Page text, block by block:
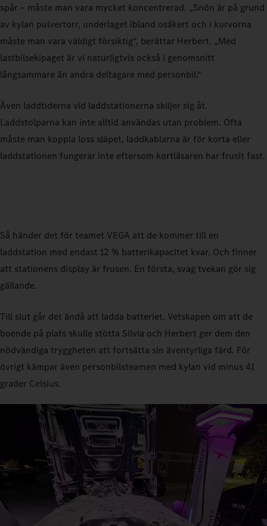
spår – måste man vara mycket koncentrerad. „Snön är på grund
av kylan pulvertorr, underlaget ibland osäkert och i kurvorna
måste man vara väldigt försiktig“, berättar Herbert. „Med
lastbilsekipaget är vi naturligtvis också i genomsnitt
långsammare än andra deltagare med personbil.“
Även laddtiderna vid laddstationerna skiljer sig åt.
Laddstolparna kan inte alltid användas utan problem. Ofta
måste man koppla loss släpet, laddkablarna är för korta eller
laddstationen fungerar inte eftersom kortläsaren har frusit fast.
Så händer det för teamet VEGA att de kommer till en
laddstation med endast 12 % batterikapacitet kvar. Och finner
att stationens display är frusen. En första, svag tvekan gör sig
gällande.
Till slut går det ändå att ladda batteriet. Vetskapen om att de
boende på plats skulle stötta Silvia och Herbert ger dem den
nödvändiga tryggheten att fortsätta sin äventyrliga färd. För
övrigt kämpar även personbilsteamen med kylan vid minus 41
grader Celsius.